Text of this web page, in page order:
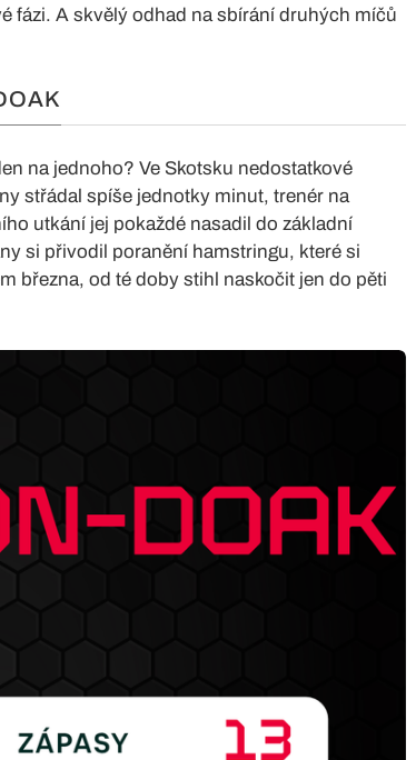
fázi. A skvělý odhad na sbírání druhých míčů
na jednoho? Ve Skotsku nedostatkové
střádal spíše jednotky minut, trenér na
utkání jej pokaždé nasadil do základní
si přivodil poranění hamstringu, které si
března, od té doby stihl naskočit jen do pěti